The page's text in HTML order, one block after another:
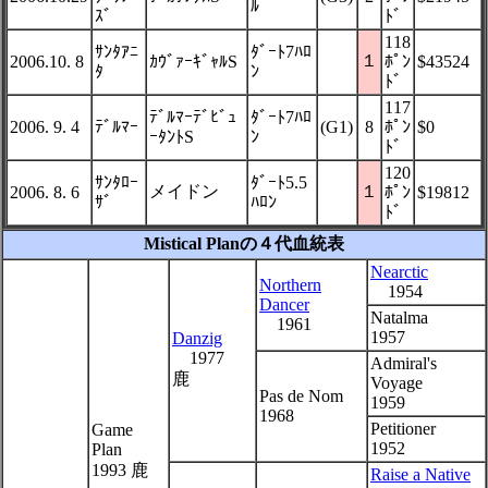
ｽﾞ
ﾙ
ﾄﾞ
2006.10. 8
ｻﾝﾀｱﾆ
ﾀ
ｶｳﾞｧｰｷﾞｬﾙS
ﾀﾞｰﾄ7ﾊﾛ
ﾝ
１
118
ﾎﾟﾝ
ﾄﾞ
$43524
2006. 9. 4 ﾃﾞﾙﾏｰ
ﾃﾞﾙﾏｰﾃﾞﾋﾞｭ
ｰﾀﾝﾄS
ﾀﾞｰﾄ7ﾊﾛ
ﾝ
(G1) 8
117
ﾎﾟﾝ
ﾄﾞ
$0
2006. 8. 6
ｻﾝﾀﾛｰ
ｻﾞ
メイドン
ﾀﾞｰﾄ5.5
ﾊﾛﾝ
１
120
ﾎﾟﾝ
ﾄﾞ
$19812
Mistical Planの４代血統表
Game
Plan
1993 鹿
Danzig
1977
鹿
Northern
Dancer
1961
Nearctic
1954
Natalma
1957
Pas de Nom
1968
Admiral's
Voyage
1959
Petitioner
1952
Raise a Native